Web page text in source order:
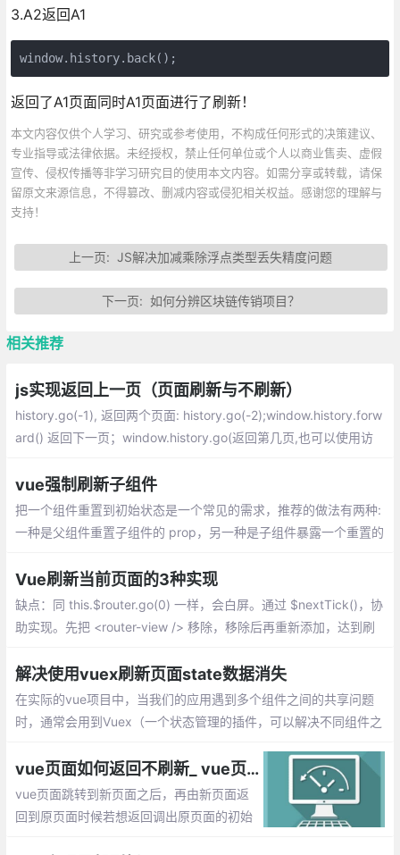
3.A2返回A1
window.history.back();
返回了A1页面同时A1页面进行了刷新！
本文内容仅供个人学习、研究或参考使用，不构成任何形式的决策建议、
专业指导或法律依据。未经授权，禁止任何单位或个人以商业售卖、虚假
宣传、侵权传播等非学习研究目的使用本文内容。如需分享或转载，请保
留原文来源信息，不得篡改、删减内容或侵犯相关权益。感谢您的理解与
支持！
上一页:JS解决加减乘除浮点类型丢失精度问题
下一页: 如何分辨区块链传销项目？
相关推荐
js实现返回上一页（页面刷新与不刷新）
history.go(-1), 返回两个页面: history.go(-2);window.history.forw
ard() 返回下一页；window.history.go(返回第几页,也可以使用访
vue强制刷新子组件
把一个组件重置到初始状态是一个常见的需求，推荐的做法有两种:
一种是父组件重置子组件的 prop，另一种是子组件暴露一个重置的
Vue刷新当前页面的3种实现
缺点：同 this.$router.go(0) 一样，会白屏。通过 $nextTick()，协
助实现。先把 <router-view /> 移除，移除后再重新添加，达到刷
解决使用vuex刷新页面state数据消失
在实际的vue项目中，当我们的应用遇到多个组件之间的共享问题
时，通常会用到Vuex（一个状态管理的插件，可以解决不同组件之
题。
vue页面如何返回不刷新_ vue页面撤退不能返回到顶部的实现
vue页面跳转到新页面之后，再由新页面返
回到原页面时候若想返回调出原页面的初始